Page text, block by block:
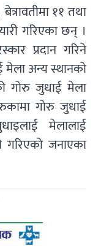
११ तथा
गरिएका छन् ।
प्रदान गरिने
अन्य स्थानको
गोरु जुधाई मेला
गोरु जुधाई
मेलालाई
जनाएका